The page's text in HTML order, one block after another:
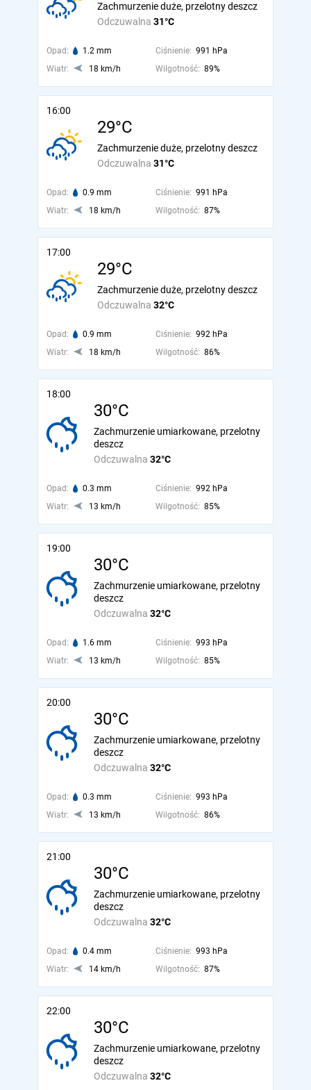
Odczuwalna 31°C
Zachmurzenie duże, przelotny deszcz
Opad: 1.2 mm Ciśnienie: 991 hPa
Wiatr:
18 km/h Wilgotność: 89%
16:00
29°C
Odczuwalna 31°C
Zachmurzenie duże, przelotny deszcz
Opad: 0.9 mm Ciśnienie: 991 hPa
Wiatr:
18 km/h Wilgotność: 87%
17:00
29°C
Odczuwalna 32°C
Zachmurzenie duże, przelotny deszcz
Opad: 0.9 mm Ciśnienie: 992 hPa
Wiatr:
18 km/h Wilgotność: 86%
18:00
30°C
Odczuwalna 32°C
Zachmurzenie umiarkowane, przelotny
deszcz
Opad: 0.3 mm Ciśnienie: 992 hPa
Wiatr:
13 km/h Wilgotność: 85%
19:00
30°C
Odczuwalna 32°C
Zachmurzenie umiarkowane, przelotny
deszcz
Opad: 1.6 mm Ciśnienie: 993 hPa
Wiatr:
13 km/h Wilgotność: 85%
20:00
30°C
Odczuwalna 32°C
Zachmurzenie umiarkowane, przelotny
deszcz
Opad: 0.3 mm Ciśnienie: 993 hPa
Wiatr:
13 km/h Wilgotność: 86%
21:00
30°C
Odczuwalna 32°C
Zachmurzenie umiarkowane, przelotny
deszcz
Opad: 0.4 mm Ciśnienie: 993 hPa
Wiatr:
14 km/h Wilgotność: 87%
22:00
30°C
Odczuwalna 32°C
Zachmurzenie umiarkowane, przelotny
deszcz